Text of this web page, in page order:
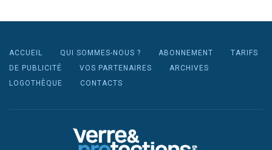
ACCUEIL QUI SOMMES-NOUS ? ABONNEMENT
TARIFS
DE PUBLICITÉ
VOS PARTENAIRES
ARCHIVES
LOGOTHÈQUE
CONTACTS